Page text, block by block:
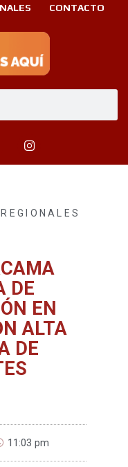
CONTACTO
REGIONALES
DE
EN
ALTA
DE
11:03 pm